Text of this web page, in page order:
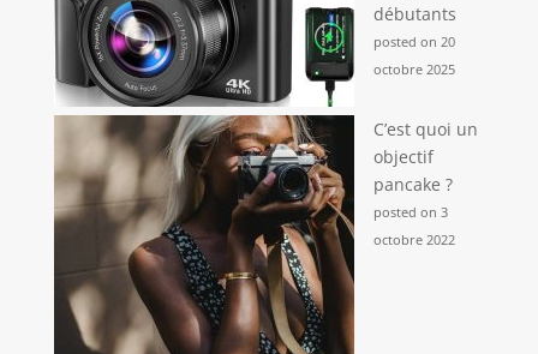
débutants
posted on 20
octobre 2025
C’est quoi un
objectif
pancake ?
posted on 3
octobre 2022